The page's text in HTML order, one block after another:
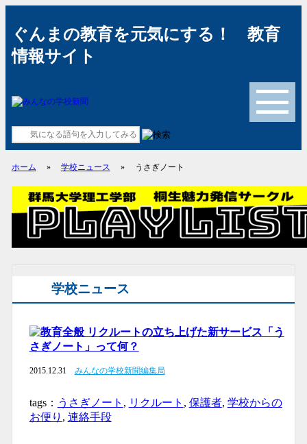
ぐんまの教育を元気にする！ 教育
情報サイト
メニュー
ホーム » 学校ニュース » うさぎノート
学校ニュース
リクルートの立ち上げた新サービス「う
さぎノート」って何？
2015.12.31 みんなの学校新聞編集局
tags： うさぎノート , リクルート , 保護者, 学校からの
お便り , 連絡手段